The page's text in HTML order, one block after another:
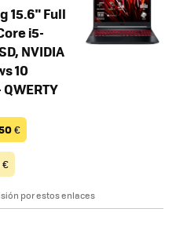
15.6" Full
i5-
NVIDIA
10
€
€
por estos enlaces